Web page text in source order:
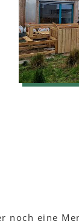
noch eine